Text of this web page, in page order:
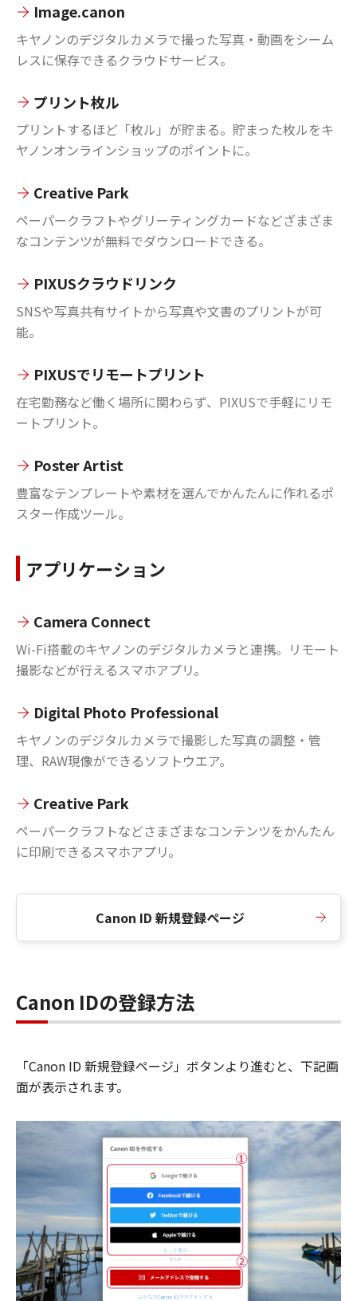
Image.canon
キヤノンのデジタルカメラで撮った写真・動画をシーム
レスに保存できるクラウドサービス。
プリント枚ル
プリントするほど「枚ル」が貯まる。貯まった枚ルをキ
ヤノンオンラインショップのポイントに。
Creative Park
ペーパークラフトやグリーティングカードなどざまざま
なコンテンツが無料でダウンロードできる。
PIXUSクラウドリンク
SNSや写真共有サイトから写真や文書のプリントが可
能。
PIXUSでリモートプリント
在宅勤務など働く場所に関わらず、PIXUSで手軽にリモ
ートプリント。
Poster Artist
豊富なテンプレートや素材を選んでかんたんに作れるポ
スター作成ツール。
アプリケーション
Camera Connect
Wi-Fi搭載のキヤノンのデジタルカメラと連携。リモート
撮影などが行えるスマホアプリ。
Digital Photo Professional
キヤノンのデジタルカメラで撮影した写真の調整・管
理、RAW現像ができるソフトウエア。
Creative Park
ペーパークラフトなどさまざまなコンテンツをかんたん
に印刷できるスマホアプリ。
Canon ID 新規登録ページ
Canon IDの登録方法
「Canon ID 新規登録ページ」ボタンより進むと、下記画
面が表示されます。